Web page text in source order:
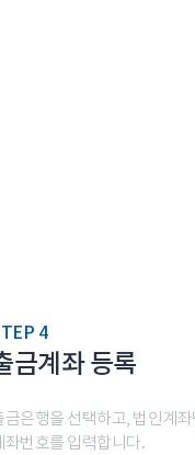
4
금계좌 등록
금은행을 선택하고, 법인계
좌번호를 입력합니다.